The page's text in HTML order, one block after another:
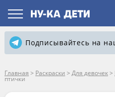
Подписывайтесь на
Главная > Раскраски > Для девочек>
птички